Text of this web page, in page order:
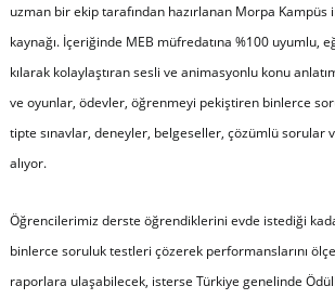
uzman bir ekip tarafından hazırlanan Morpa Kampüs
kaynağı. İçeriğinde MEB müfredatına %100 uyumlu,
kılarak kolaylaştıran sesli ve animasyonlu konu
ve oyunlar, ödevler, öğrenmeyi pekiştiren binlerce
tipte sınavlar, deneyler, belgeseller, çözümlü sorular
alıyor.
Öğrencilerimiz derste öğrendiklerini evde istediği
binlerce soruluk testleri çözerek performanslarını
raporlara ulaşabilecek, isterse Türkiye genelinde